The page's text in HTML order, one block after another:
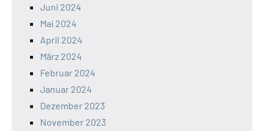
Juni 2024
Mai 2024
April 2024
März 2024
Februar 2024
Januar 2024
Dezember 2023
November 2023